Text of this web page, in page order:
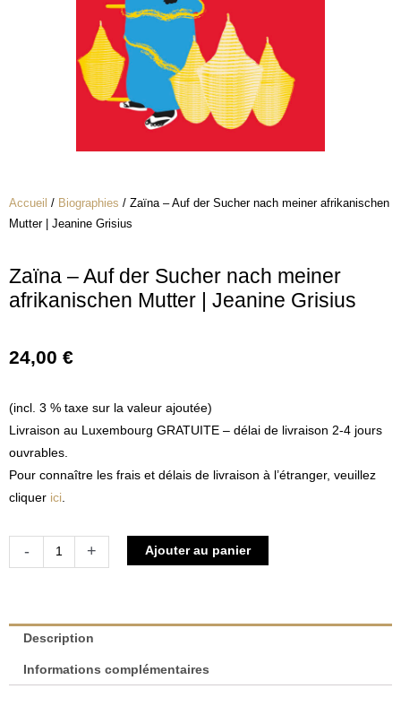
Accueil / Biographies / Zaïna – Auf der Sucher nach meiner afrikanischen
Mutter | Jeanine Grisius
Zaïna – Auf der Sucher nach meiner
afrikanischen Mutter | Jeanine Grisius
24,00 €
(incl. 3 % taxe sur la valeur ajoutée)
Livraison au Luxembourg GRATUITE – délai de livraison 2-4 jours
ouvrables.
Pour connaître les frais et délais de livraison à l’étranger, veuillez
cliquer ici
-
quantité
Auf
Sucher
+ Ajouter au panier
Description
Informations complémentaires